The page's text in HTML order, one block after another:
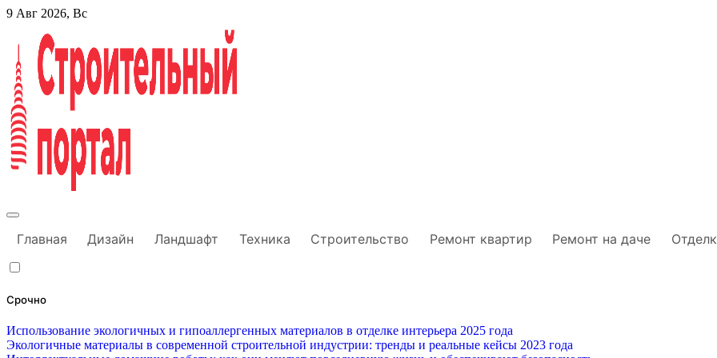
Перейти
содержанию
9 Авг 2026, Вс
Главная Дизайн Ландшафт Техника Строительство Ремонт квартир Ремонт на даче
Срочно
Использование экологичных и гипоаллергенных материалов в отделке интерьера 2025 года
Экологичные материалы в современной строительной индустрии: тренды и реальные кейсы 2023 года